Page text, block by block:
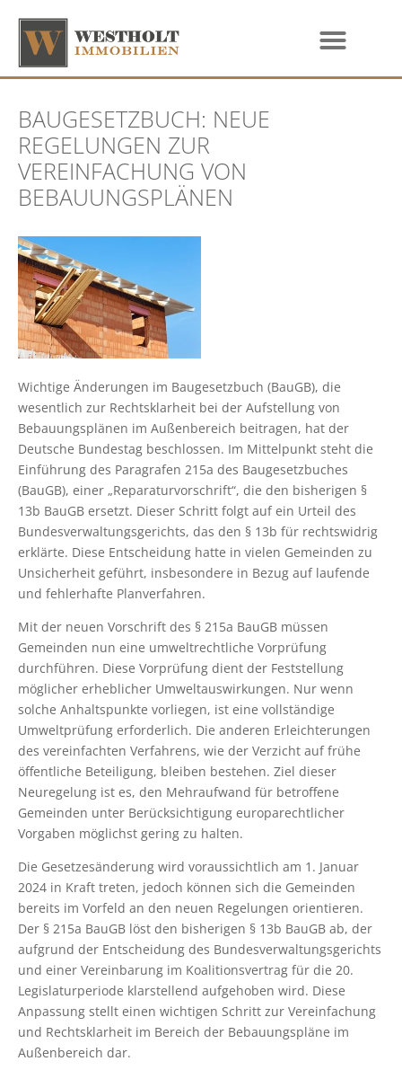
BAUGESETZBUCH: NEUE
REGELUNGEN ZUR
VEREINFACHUNG VON
BEBAUUNGSPLÄNEN
Wichtige Änderungen im Baugesetzbuch (BauGB), die
wesentlich zur Rechtsklarheit bei der Aufstellung von
Bebauungsplänen im Außenbereich beitragen, hat der
Deutsche Bundestag beschlossen. Im Mittelpunkt steht die
Einführung des Paragrafen 215a des Baugesetzbuches
(BauGB), einer „Reparaturvorschrift“, die den bisherigen §
13b BauGB ersetzt. Dieser Schritt folgt auf ein Urteil des
Bundesverwaltungsgerichts, das den § 13b für rechtswidrig
erklärte. Diese Entscheidung hatte in vielen Gemeinden zu
Unsicherheit geführt, insbesondere in Bezug auf laufende
und fehlerhafte Planverfahren.
Mit der neuen Vorschrift des § 215a BauGB müssen
Gemeinden nun eine umweltrechtliche Vorprüfung
durchführen. Diese Vorprüfung dient der Feststellung
möglicher erheblicher Umweltauswirkungen. Nur wenn
solche Anhaltspunkte vorliegen, ist eine vollständige
Umweltprüfung erforderlich. Die anderen Erleichterungen
des vereinfachten Verfahrens, wie der Verzicht auf frühe
öffentliche Beteiligung, bleiben bestehen. Ziel dieser
Neuregelung ist es, den Mehraufwand für betroffene
Gemeinden unter Berücksichtigung europarechtlicher
Vorgaben möglichst gering zu halten.
Die Gesetzesänderung wird voraussichtlich am 1. Januar
2024 in Kraft treten, jedoch können sich die Gemeinden
bereits im Vorfeld an den neuen Regelungen orientieren.
Der § 215a BauGB löst den bisherigen § 13b BauGB ab, der
aufgrund der Entscheidung des Bundesverwaltungsgerichts
und einer Vereinbarung im Koalitionsvertrag für die 20.
Legislaturperiode klarstellend aufgehoben wird. Diese
Anpassung stellt einen wichtigen Schritt zur Vereinfachung
und Rechtsklarheit im Bereich der Bebauungspläne im
Außenbereich dar.